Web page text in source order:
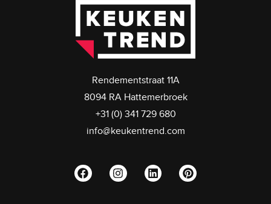
Rendementstraat 11A
8094 RA Hattemerbroek
+31 (0) 341 729 680
info@keukentrend.com